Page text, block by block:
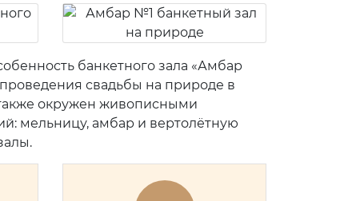
банкетного зала «Амбар
свадьбы на природе в
окружен живописными
мельницу, амбар и вертолётную